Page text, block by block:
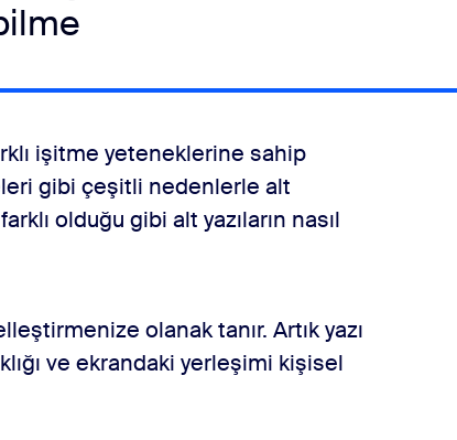
işitme yeteneklerine sahip
gibi çeşitli nedenlerle alt
olduğu gibi alt yazıların nasıl
olanak tanır. Artık yazı
ve ekrandaki yerleşimi kişisel